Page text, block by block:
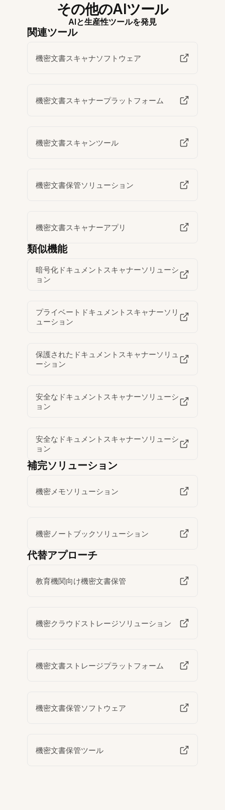
その他のAIツール
AIと生産性ツールを発見
関連ツール
機密文書スキャナソフトウェア
機密文書スキャナープラットフォーム
機密文書スキャンツール
機密文書保管ソリューション
機密文書スキャナーアプリ
類似機能
暗号化ドキュメントスキャナーソリューシ
ョン
プライベートドキュメントスキャナーソリ
ューション
保護されたドキュメントスキャナーソリュ
ーション
安全なドキュメントスキャナーソリューシ
ョン
安全なドキュメントスキャナーソリューシ
ョン
補完ソリューション
機密メモソリューション
機密ノートブックソリューション
代替アプローチ
教育機関向け機密文書保管
機密クラウドストレージソリューション
機密文書ストレージプラットフォーム
機密文書保管ソフトウェア
機密文書保管ツール